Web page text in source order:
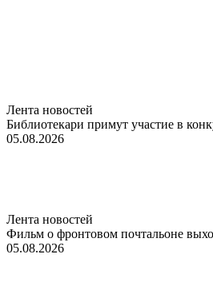
Лента новостей
Библиотекари примут участие в
05.08.2026
Лента новостей
Фильм о фронтовом почтальоне
05.08.2026